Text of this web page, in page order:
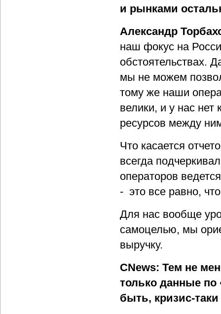
и рынками
Александр
наш фокус на
обстоятельствах.
мы не можем
тому же наши
велики, и у нас
ресурсов между
Что касается
всегда
операторов
- это все равно,
Для нас вообще
самоцелью, мы
выручку.
CNews: Тем не
только данные по
быть, кризис-